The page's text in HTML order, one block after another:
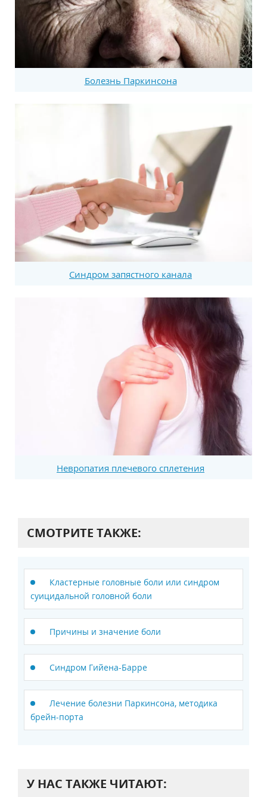
Болезнь Паркинсона
Синдром запястного канала
Невропатия плечевого сплетения
СМОТРИТЕ ТАКЖЕ:
Кластерные головные боли или синдром
суицидальной головной боли
Причины и значение боли
Синдром Гийена-Барре
Лечение болезни Паркинсона, методика
брейн-порта
У НАС ТАКЖЕ ЧИТАЮТ: